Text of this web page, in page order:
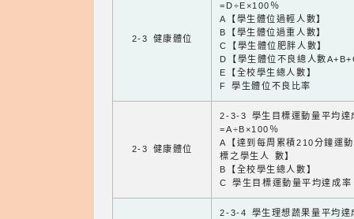
2-3 健康體位
=D÷E×100％
A【學生體位過輕人數】
B【學生體位過重人數】
C【學生體位肥胖人數】
D【學生體位不良總人數
E【全校學生總人數】
F 學生體位不良比率
2-3 健康體位
2-3-3 學生目標運動量平均達
=A÷B×100％
A【達到每周累積210分鐘運
標之學生人 數】
B【全校學生總人數】
C 學生目標運動量平均達成率
2-3-4 學生理想蔬果量平均達